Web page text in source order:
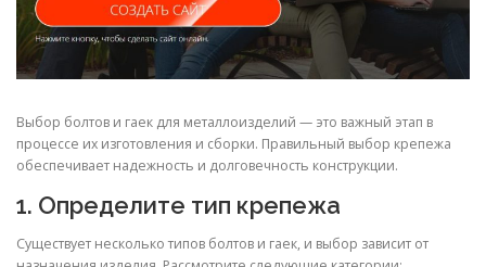
Выбор болтов и гаек для металлоизделий — это важный этап в
процессе их изготовления и сборки. Правильный выбор крепежа
обеспечивает надежность и долговечность конструкции.
1. Определите тип крепежа
Существует несколько типов болтов и гаек, и выбор зависит от